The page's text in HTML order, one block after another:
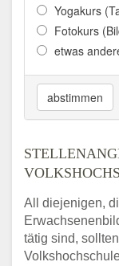
Yogakurs
Fotokurs
etwas
abstimmen
All diejenigen,
tätig sind,